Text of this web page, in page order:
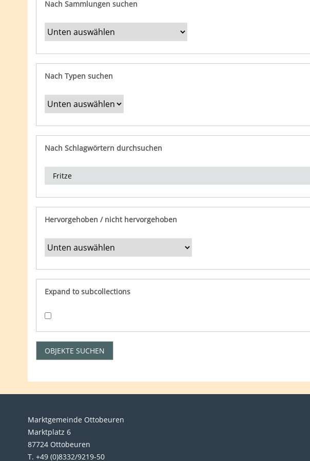
Nach Sammlungen suchen
Nach Typen suchen
Nach Schlagwörtern durchsuchen
Hervorgehoben / nicht hervorgehoben
Expand to subcollections
Marktgemeinde Ottobeuren
Marktplatz 6
87724 Ottobeuren
T. +49 (0)8332/9219-50